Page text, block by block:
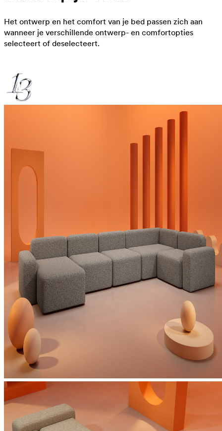
Het ontwerp en het comfort van je bed passen zich aan
wanneer je verschillende ontwerp- en comfortopties
selecteert of deselecteert.